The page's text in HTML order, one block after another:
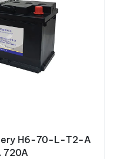
H6-70-L-T2-A
720A